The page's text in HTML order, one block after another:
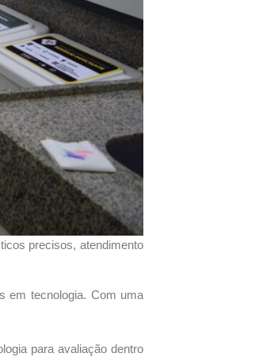
precisos, atendimento
em tecnologia. Com uma
para avaliação dentro